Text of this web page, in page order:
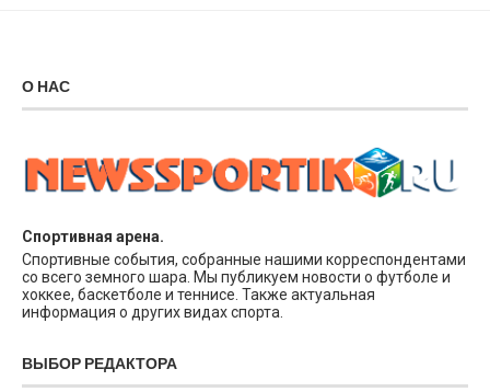
О НАС
Спортивная арена.
Спортивные события, собранные нашими корреспондентами
со всего земного шара. Мы публикуем новости о футболе и
хоккее, баскетболе и теннисе. Также актуальная
информация о других видах спорта.
ВЫБОР РЕДАКТОРА